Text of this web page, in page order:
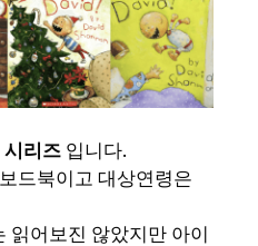
리즈 입니다.
드북이고 대상연령은
읽어보진 않았지만 아이